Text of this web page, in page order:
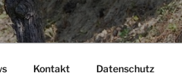
Kontakt Datenschutz